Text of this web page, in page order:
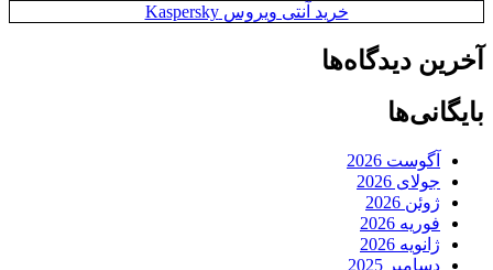
خرید آنتی ویروس Kaspersky
آخرین دیدگاه‌ها
بایگانی‌ها
آگوست 2026
جولای 2026
ژوئن 2026
فوریه 2026
ژانویه 2026
دسامبر 2025